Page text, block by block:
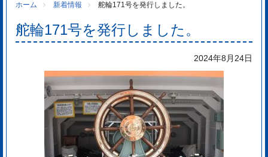
ホーム 新着情報 舵輪171号を発行しました。
舵輪171号を発行しました。
2024年8月24日